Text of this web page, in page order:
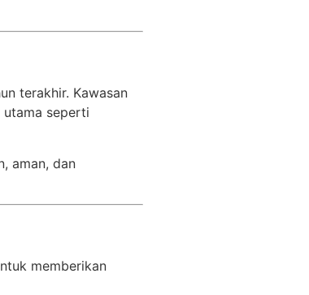
terakhir. Kawasan
utama seperti
aman, dan
memberikan